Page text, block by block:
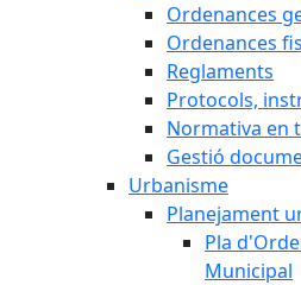
Ordenances
Ordenances
Reglaments
Protocols,
Normativa en
Gestió
Urbanisme
Planejament
Pla
Municipal